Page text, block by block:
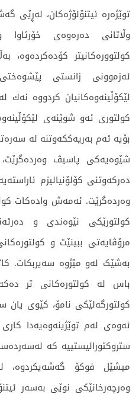
توێژەرە ئیتنۆلۆژەكان، لەڕێی
وڵاتانی دەرەوەی
كولتوورەكانيتر كۆدەكردەوە،
ئەزموونی زانستی
لێكۆڵینەوەكانیان کردووە نەك
کولتوری ئەو شوێنەی
بۆیە ئەم بەریەككەوتنە لە
شێوەیەكی پاسیڤ وەردەگرێت،
دەرکەوتنی کۆلۆنیالیزم
وەردەگرێت. ئەمەش وادەکات
کولتورێكی نێوەندی و
مرۆڤایەتی ببینێت و
بەشێک لەو مێژوە سەیربکات.
باس لە کولتورەکانی تر
کولتورگەلێکی نامۆ، كێوی یان
ئەوەی لەم توێژینەوەیەدا
ستروكتورالیستییە کە
میشێل فوكۆ گەشەیکردوە،
وەرچەرخانێکی نوێی بەسەر